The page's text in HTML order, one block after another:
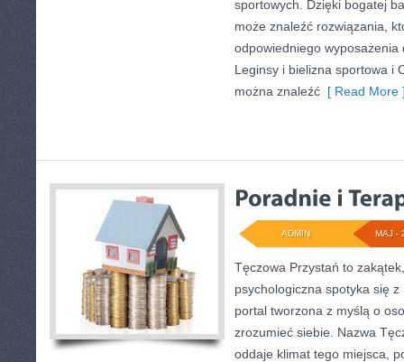
sportowych. Dzięki bogatej
może znaleźć rozwiązania,
odpowiedniego wyposażenia
Leginsy i bielizna sportowa i
można znaleźć [ Read More
MAJ -
ADMIN
Tęczowa Przystań to
psychologiczna spotyka się
portal tworzona z myślą o
zrozumieć siebie. Nazwa
oddaje klimat tego miejsca,